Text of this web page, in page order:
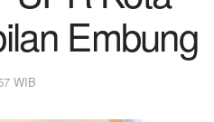
Embung
WIB